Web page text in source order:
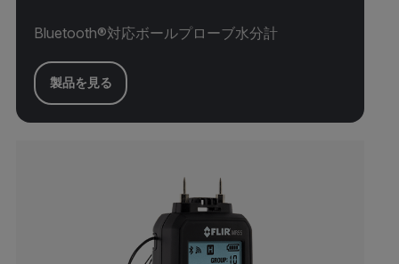
Bluetooth®対応ボールプローブ水分計
製品を見る